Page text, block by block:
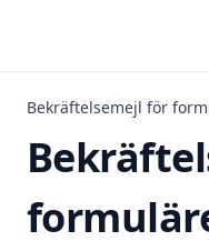
Bekräftelsemejl för